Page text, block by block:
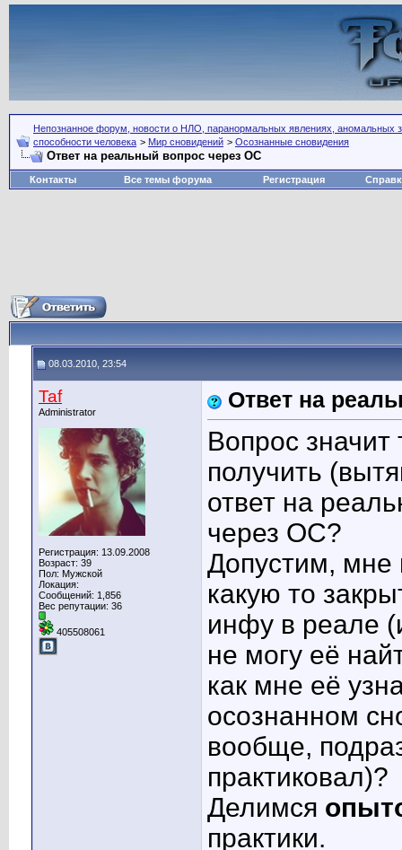
Непознанное форум, новости о НЛО, паранормальных явлениях, аномальных
способности человека > Мир сновидений > Осознанные сновидения
Ответ на реальный вопрос через ОС
Контакты Все темы форума Регистрация
08.03.2010, 23:54
Taf
Administrator
Регистрация: 13.09.2008
Возраст: 39
Пол: Мужской
Локация:
Сообщений: 1,856
Вес репутации: 36
405508061
Ответ на
Вопрос значит
получить
ответ на
через ОС?
Допустим, мне
какую то
инфу в реале
не могу её
как мне её
осознанном
вообще,
практиковал)?
Делимся
практики.